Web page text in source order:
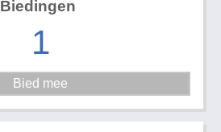
Biedingen
1